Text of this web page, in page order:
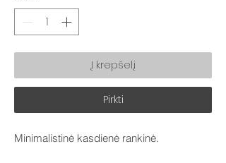
Į krepšelį
Pirkti
Minimalistinė kasdienė rankinė.